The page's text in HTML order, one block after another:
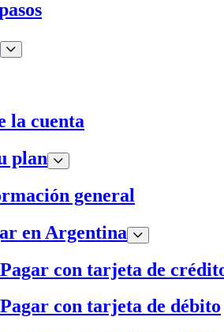
la cuenta
plan
general
en Argentina
Pagar con tarjeta de
Pagar con tarjeta de débito